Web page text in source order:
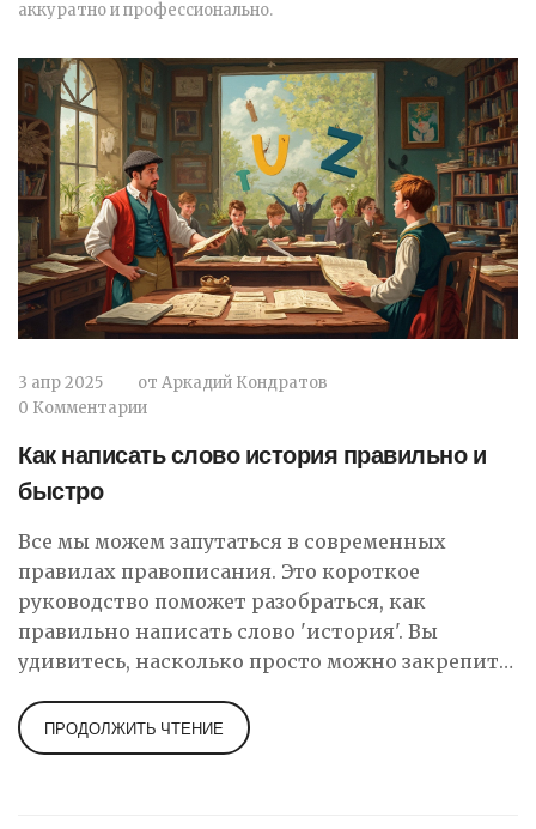
аккуратно и профессионально.
3 апр 2025 от Аркадий Кондратов
0 Комментарии
Как написать слово история правильно и
быстро
Все мы можем запутаться в современных
правилах правописания. Это короткое
руководство поможет разобраться, как
правильно написать слово 'история'. Вы
удивитесь, насколько просто можно закрепить
уверенным в письме. Узнайте любопытные
факты о происхождении этого слова и стоящих
ПРОДОЛЖИТЬ ЧТЕНИЕ